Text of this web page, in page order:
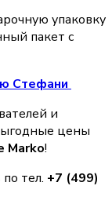
упаковку
пакет с
Стефани
и
цены
Marko!
тел. +7 (499)